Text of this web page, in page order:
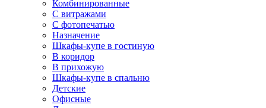
Комбинированные
С витражами
С фотопечатью
Назначение
Шкафы-купе в гостиную
В коридор
В прихожую
Шкафы-купе в спальню
Детские
Офисные